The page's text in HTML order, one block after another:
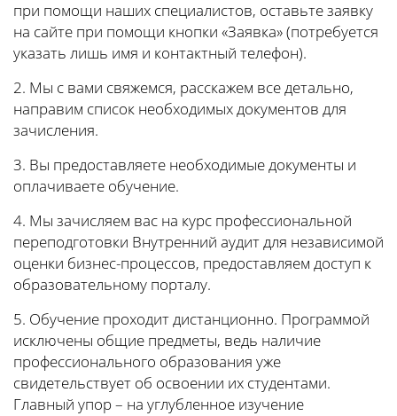
при помощи наших специалистов, оставьте заявку
на сайте при помощи кнопки «Заявка» (потребуется
указать лишь имя и контактный телефон).
2. Мы с вами свяжемся, расскажем все детально,
направим список необходимых документов для
зачисления.
3. Вы предоставляете необходимые документы и
оплачиваете обучение.
4. Мы зачисляем вас на курс профессиональной
переподготовки Внутренний аудит для независимой
оценки бизнес-процессов, предоставляем доступ к
образовательному порталу.
5. Обучение проходит дистанционно. Программой
исключены общие предметы, ведь наличие
профессионального образования уже
свидетельствует об освоении их студентами.
Главный упор – на углубленное изучение